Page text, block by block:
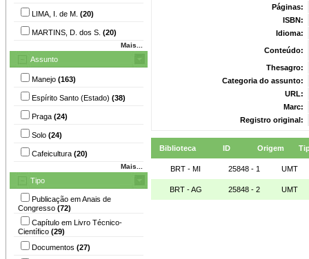
LIMA, I. de M. (20)
MARTINS, D. dos S. (20)
Mais...
Assunto
Manejo (163)
Espírito Santo (Estado) (38)
Praga (24)
Solo (24)
Cafeicultura (20)
Mais...
Tipo
Publicação em Anais de
Congresso (72)
Capítulo em Livro Técnico-
Científico (29)
Documentos (27)
Páginas:
ISBN:
Idioma:
Conteúdo:
Thesagro:
Categoria do assunto:
URL:
Marc:
Registro original:
Biblioteca ID Origem
BRT - MI 25848 - 1 UMT
BRT - AG 25848 - 2 UMT